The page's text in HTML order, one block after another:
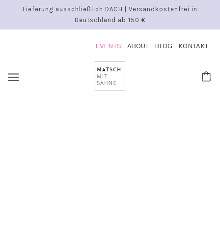
Lieferung ausschließlich DACH | Versandkostenfrei in
Deutschland ab 150 €
EVENTS ABOUT BLOG KONTAKT